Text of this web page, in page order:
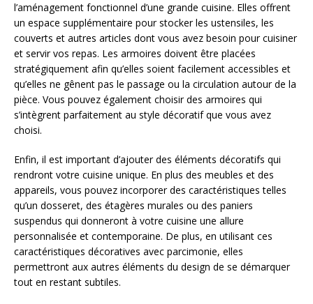
l’aménagement fonctionnel d’une grande cuisine. Elles offrent
un espace supplémentaire pour stocker les ustensiles, les
couverts et autres articles dont vous avez besoin pour cuisiner
et servir vos repas. Les armoires doivent être placées
stratégiquement afin qu’elles soient facilement accessibles et
qu’elles ne gênent pas le passage ou la circulation autour de la
pièce. Vous pouvez également choisir des armoires qui
s’intègrent parfaitement au style décoratif que vous avez
choisi.
Enfin, il est important d’ajouter des éléments décoratifs qui
rendront votre cuisine unique. En plus des meubles et des
appareils, vous pouvez incorporer des caractéristiques telles
qu’un dosseret, des étagères murales ou des paniers
suspendus qui donneront à votre cuisine une allure
personnalisée et contemporaine. De plus, en utilisant ces
caractéristiques décoratives avec parcimonie, elles
permettront aux autres éléments du design de se démarquer
tout en restant subtiles.